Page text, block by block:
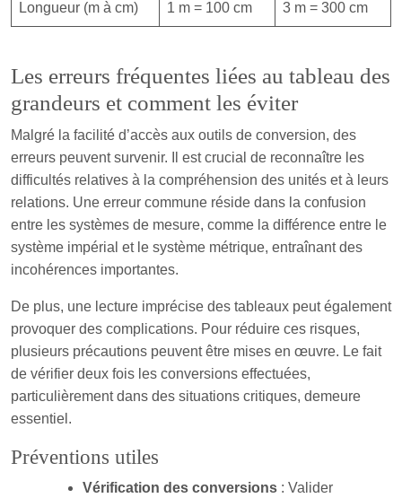
Longueur (m à cm) 1 m = 100 cm 3 m = 300 cm
Les erreurs fréquentes liées au tableau des
grandeurs et comment les éviter
Malgré la facilité d’accès aux outils de conversion, des
erreurs peuvent survenir. Il est crucial de reconnaître les
difficultés relatives à la compréhension des unités et à leurs
relations. Une erreur commune réside dans la confusion
entre les systèmes de mesure, comme la différence entre le
système impérial et le système métrique, entraînant des
incohérences importantes.
De plus, une lecture imprécise des tableaux peut également
provoquer des complications. Pour réduire ces risques,
plusieurs précautions peuvent être mises en œuvre. Le fait
de vérifier deux fois les conversions effectuées,
particulièrement dans des situations critiques, demeure
essentiel.
Préventions utiles
Vérification des conversions : Valider